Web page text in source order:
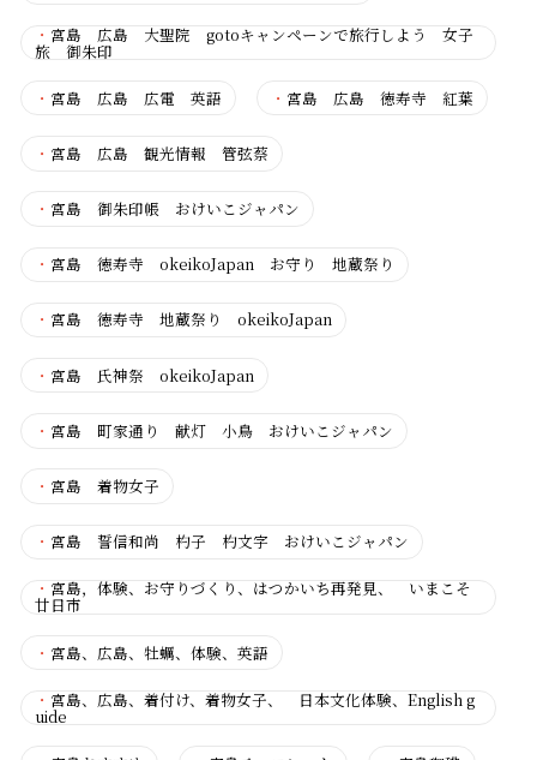
・ 宮島 広島 大聖院 gotoキャンペーンで旅行しよう 女子
旅 御朱印
・ 宮島 広島 広電 英語 ・ 宮島 広島 徳寿寺 紅葉
・ 宮島 広島 観光情報 管弦蔡
・ 宮島 御朱印帳 おけいこジャパン
・ 宮島 徳寿寺 okeikoJapan お守り 地蔵祭り
・ 宮島 徳寿寺 地蔵祭り okeikoJapan
・ 宮島 氏神祭 okeikoJapan
・ 宮島 町家通り 献灯 小鳥 おけいこジャパン
・ 宮島 着物女子
・ 宮島 誓信和尚 杓子 杓文字 おけいこジャパン
・ 宮島，体験、お守りづくり、はつかいち再発見、 いまこそ
廿日市
・ 宮島、広島、牡蠣、体験、英語
・ 宮島、広島、着付け、着物女子、 日本文化体験、English g
uide